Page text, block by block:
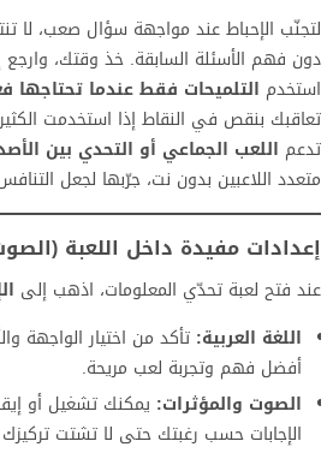
لتجنّب الإحباط عند مواجهة سؤال صعب، لا
دون فهم الأسئلة السابقة. خذ وقتك، وارجع
استخدم التلميحات فقط عندما تحتاجها
تعاقبك بنقص في النقاط إذا استخدمت
تدعم اللعب الجماعي أو التحدي بين
متعدد اللاعبين بدون نت، جرّبها لجعل
إعدادات مفيدة داخل اللعبة
عند فتح لعبة تحدّي المعلومات، اذهب إلى
اللغة العربية: تأكد من اختيار الواجهة
أفضل فهم وتجربة لعب مريحة.
الصوت والمؤثرات: يمكنك تشغيل أو
الإجابات حسب رغبتك حتى لا تشتت تركيزك